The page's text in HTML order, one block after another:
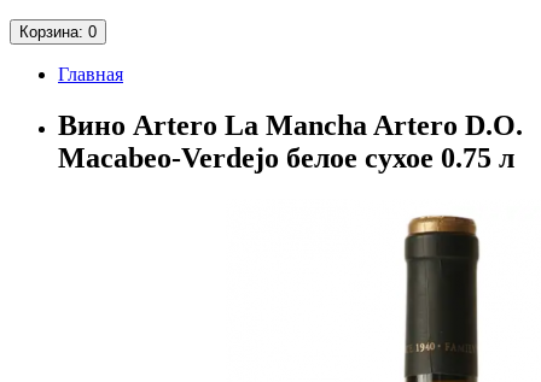
Корзина: 0
Главная
Вино Artero La Mancha Artero D.O.
Macabeo-Verdejo белое сухое 0.75 л